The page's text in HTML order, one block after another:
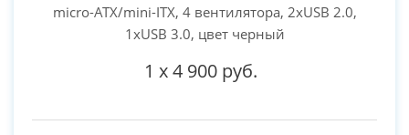
micro-ATX/mini-ITX, 4 вентилятора, 2xUSB 2.0,
1xUSB 3.0, цвет черный
1 x4 900 руб.